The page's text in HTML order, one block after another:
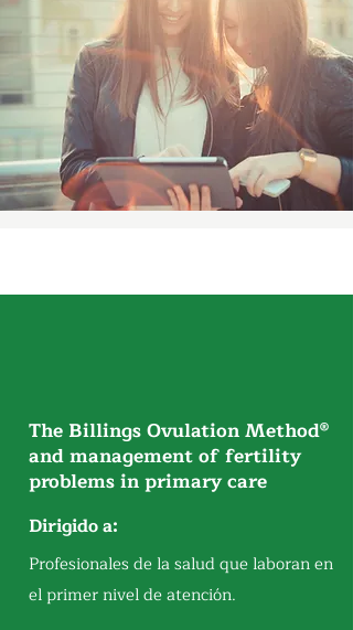
The Billings Ovulation Method®
and management of fertility
problems in primary care
Dirigido a:
Profesionales de la salud que laboran en
el primer nivel de atención.